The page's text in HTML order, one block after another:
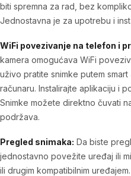
biti spremna za rad, bez
Jednostavna je za upotrebu i
WiFi povezivanje na telefon i
kamera omogućava WiFi
uživo pratite snimke putem
računaru. Instalirajte aplikaciju i
Snimke možete direktno čuvati
podržava.
Pregled snimaka: Da biste
jednostavno povežite uređaj ili
ili drugim kompatibilnim